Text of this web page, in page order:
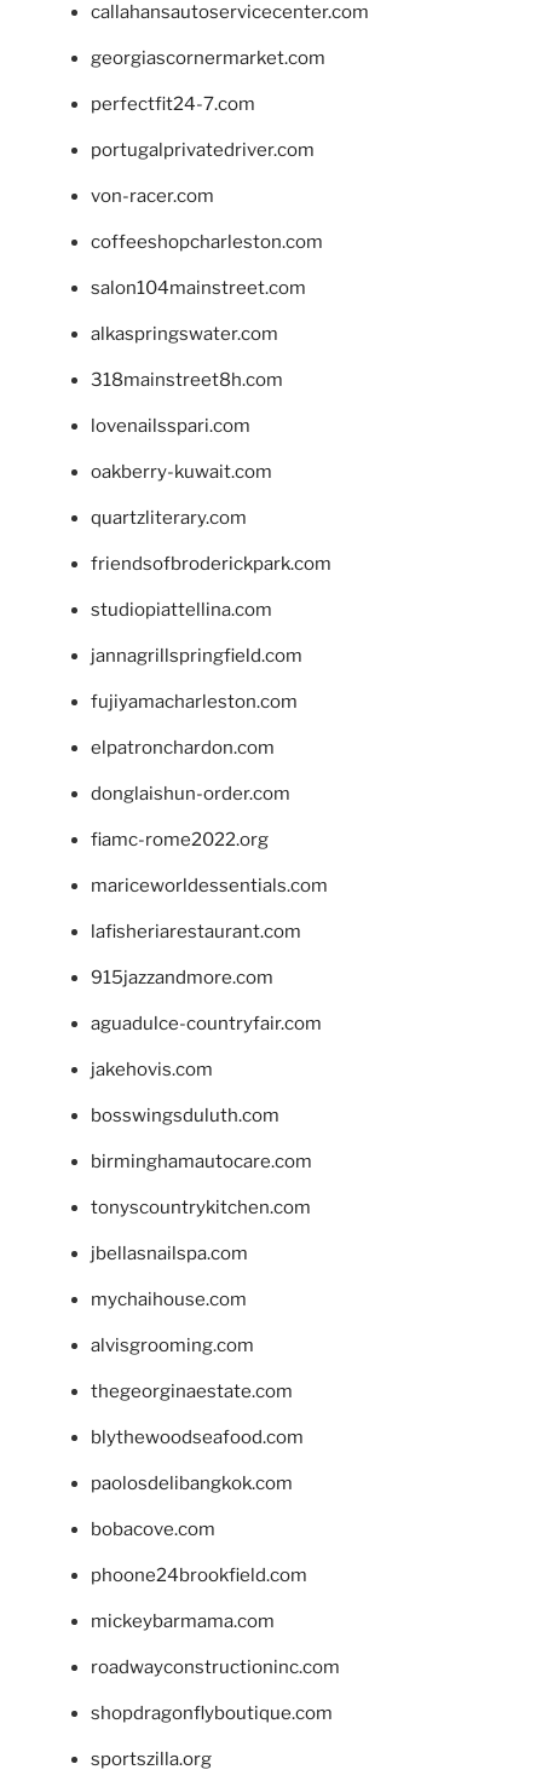
callahansautoservicecenter.com
georgiascornermarket.com
perfectfit24-7.com
portugalprivatedriver.com
von-racer.com
coffeeshopcharleston.com
salon104mainstreet.com
alkaspringswater.com
318mainstreet8h.com
lovenailsspari.com
oakberry-kuwait.com
quartzliterary.com
friendsofbroderickpark.com
studiopiattellina.com
jannagrillspringfield.com
fujiyamacharleston.com
elpatronchardon.com
donglaishun-order.com
fiamc-rome2022.org
mariceworldessentials.com
lafisheriarestaurant.com
915jazzandmore.com
aguadulce-countryfair.com
jakehovis.com
bosswingsduluth.com
birminghamautocare.com
tonyscountrykitchen.com
jbellasnailspa.com
mychaihouse.com
alvisgrooming.com
thegeorginaestate.com
blythewoodseafood.com
paolosdelibangkok.com
bobacove.com
phoone24brookfield.com
mickeybarmama.com
roadwayconstructioninc.com
shopdragonflyboutique.com
sportszilla.org